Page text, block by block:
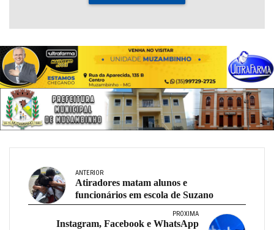
ANTERIOR
Atiradores matam alunos e
funcionários em escola de Suzano
PRÓXIMA
Instagram, Facebook e WhatsApp